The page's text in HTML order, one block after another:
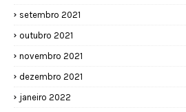
setembro 2021
outubro 2021
novembro 2021
dezembro 2021
janeiro 2022